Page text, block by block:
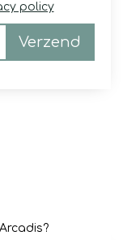
policy
Verzend